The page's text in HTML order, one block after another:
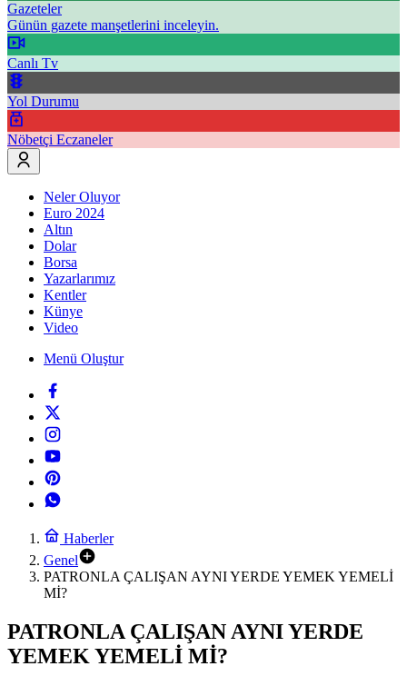
Gazeteler
Günün gazete manşetlerini inceleyin.
Canlı Tv
Yol Durumu
Nöbetçi Eczaneler
Neler Oluyor
Euro 2024
Altın
Dolar
Borsa
Yazarlarımız
Kentler
Künye
Video
Menü Oluştur
Haberler
Genel
PATRONLA ÇALIŞAN AYNI YERDE YEMEK YEMELİ
Mİ?
PATRONLA ÇALIŞAN AYNI YERDE
YEMEK YEMELİ Mİ?